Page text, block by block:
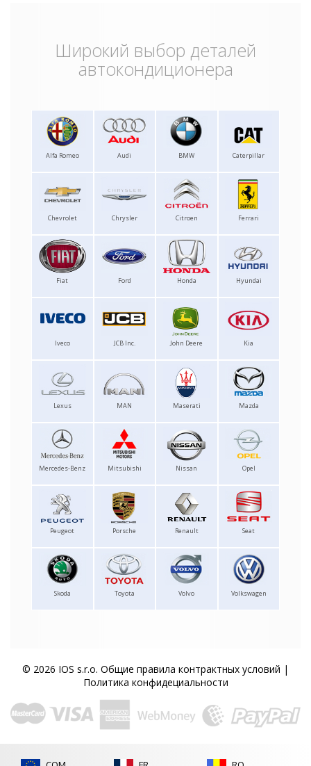
Широкий выбор деталей
автокондиционера
Alfa Romeo Audi BMW Caterpillar
Chevrolet Chrysler Citroen Ferrari
Fiat Ford Honda Hyundai
Iveco JCB Inc. John Deere Kia
Lexus MAN Maserati Mazda
Mercedes-Benz Mitsubishi Nissan Opel
Peugeot Porsche Renault Seat
Skoda Toyota Volvo Volkswagen
© 2026 IOS s.r.o. Общие правила контрактных условий |
Политика конфидециальности